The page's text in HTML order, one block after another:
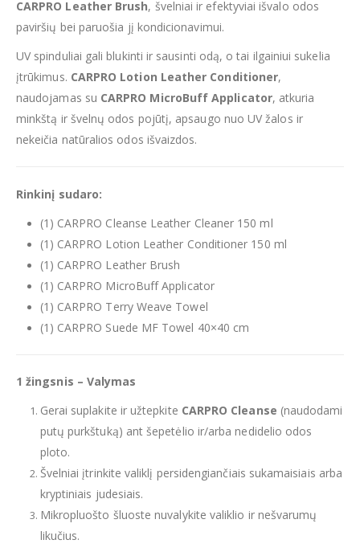
CARPRO Leather Brush, švelniai ir efektyviai išvalo odos
paviršių bei paruošia jį kondicionavimui.
UV spinduliai gali blukinti ir sausinti odą, o tai ilgainiui sukelia
įtrūkimus. CARPRO Lotion Leather Conditioner,
naudojamas su CARPRO MicroBuff Applicator, atkuria
minkštą ir švelnų odos pojūtį, apsaugo nuo UV žalos ir
nekeičia natūralios odos išvaizdos.
Rinkinį sudaro:
(1) CARPRO Cleanse Leather Cleaner 150 ml
(1) CARPRO Lotion Leather Conditioner 150 ml
(1) CARPRO Leather Brush
(1) CARPRO MicroBuff Applicator
(1) CARPRO Terry Weave Towel
(1) CARPRO Suede MF Towel 40×40 cm
1 žingsnis – Valymas
Gerai suplakite ir užtepkite CARPRO Cleanse (naudodami
putų purkštuką) ant šepetėlio ir/arba nedidelio odos
ploto.
Švelniai įtrinkite valiklį persidengiančiais sukamaisiais arba
kryptiniais judesiais.
Mikropluošto šluoste nuvalykite valiklio ir nešvarumų
likučius.